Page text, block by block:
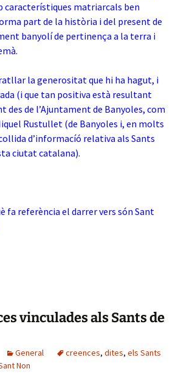
característiques matriarcals ben
part de la història i del present de
banyolí de pertinença a la terra i
la generositat que hi ha hagut, i
(i que tan positiva està resultant
des de l’Ajuntament de Banyoles, com
Rustullet (de Banyoles i, en molts
d’informacíó relativa als Sants
ciutat catalana).
fa referència el darrer vers són Sant
vinculades als Sants de
General creences, dites, els Sants
Non